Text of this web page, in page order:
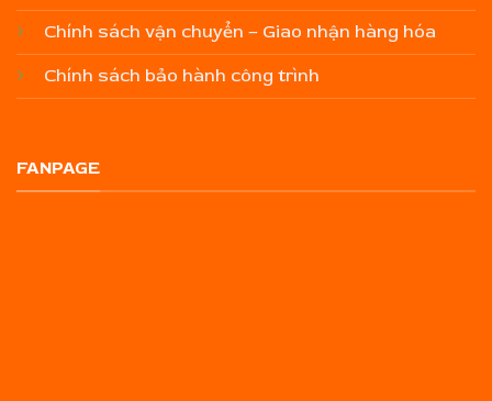
Chính sách vận chuyển – Giao nhận hàng hóa
Chính sách bảo hành công trình
FANPAGE